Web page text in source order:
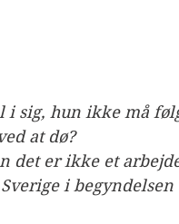
i sig, hun ikke må
at dø?
det er ikke et
i begyndelsen